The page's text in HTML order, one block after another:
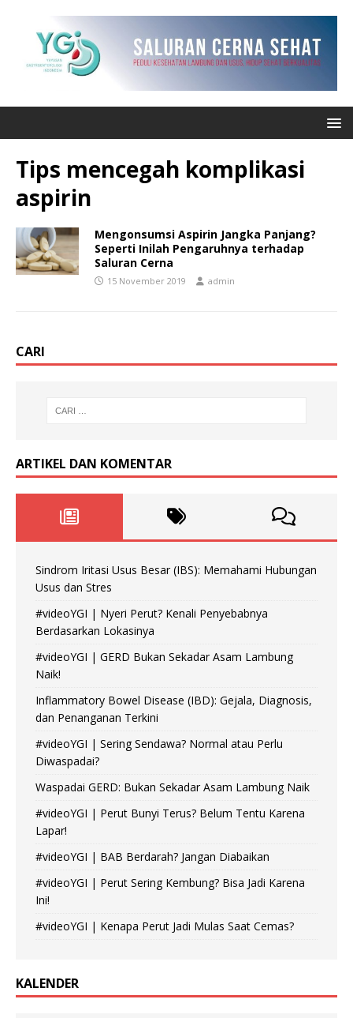
Tips mencegah komplikasi
aspirin
Mengonsumsi Aspirin Jangka Panjang?
Seperti Inilah Pengaruhnya terhadap
Saluran Cerna
15 November 2019 admin
CARI
ARTIKEL DAN KOMENTAR
Sindrom Iritasi Usus Besar (IBS): Memahami Hubungan
Usus dan Stres
#videoYGI | Nyeri Perut? Kenali Penyebabnya
Berdasarkan Lokasinya
#videoYGI | GERD Bukan Sekadar Asam Lambung
Naik!
Inflammatory Bowel Disease (IBD): Gejala, Diagnosis,
dan Penanganan Terkini
#videoYGI | Sering Sendawa? Normal atau Perlu
Diwaspadai?
Waspadai GERD: Bukan Sekadar Asam Lambung Naik
#videoYGI | Perut Bunyi Terus? Belum Tentu Karena
Lapar!
#videoYGI | BAB Berdarah? Jangan Diabaikan
#videoYGI | Perut Sering Kembung? Bisa Jadi Karena
Ini!
#videoYGI | Kenapa Perut Jadi Mulas Saat Cemas?
KALENDER